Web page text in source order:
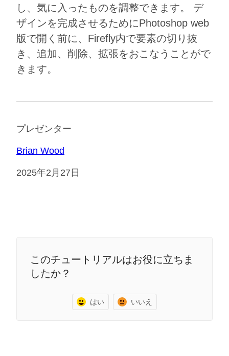
し、気に入ったものを調整できます。 デ
ザインを完成させるためにPhotoshop web
版で開く前に、Firefly内で要素の切り抜
き、追加、削除、拡張をおこなうことがで
きます。
プレゼンター
Brian Wood
2025年2月27日
このチュートリアルはお役に立ちま
したか？
はい いいえ